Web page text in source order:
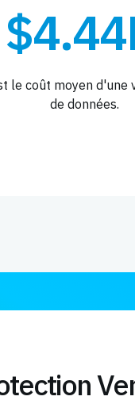
le coût moyen d'une
de données.